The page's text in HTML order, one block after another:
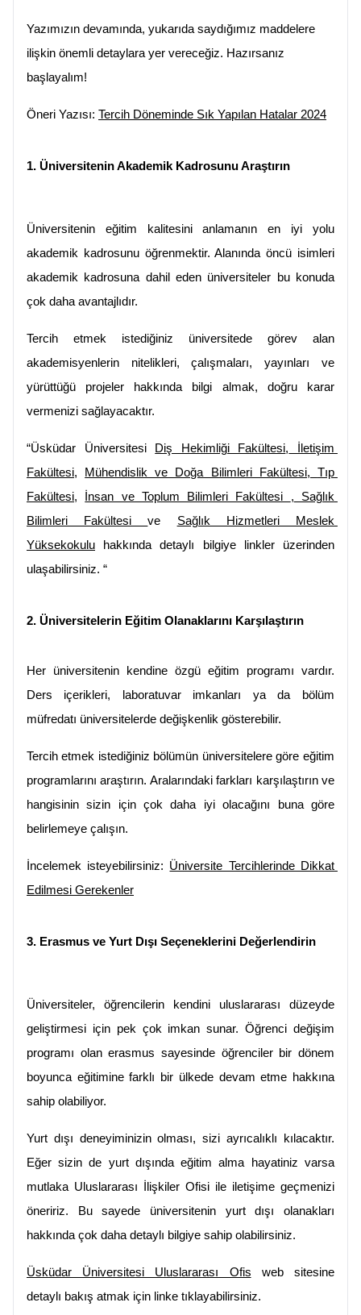
Yazımızın devamında, yukarıda saydığımız maddelere
ilişkin önemli detaylara yer vereceğiz. Hazırsanız
başlayalım!
Öneri Yazısı: Tercih Döneminde Sık Yapılan Hatalar 2024
1. Üniversitenin Akademik Kadrosunu Araştırın
Üniversitenin eğitim kalitesini anlamanın en iyi yolu
akademik kadrosunu öğrenmektir. Alanında öncü isimleri
akademik kadrosuna dahil eden üniversiteler bu konuda
çok daha avantajlıdır.
Tercih etmek istediğiniz üniversitede görev alan
akademisyenlerin nitelikleri, çalışmaları, yayınları ve
yürüttüğü projeler hakkında bilgi almak, doğru karar
vermenizi sağlayacaktır.
“Üsküdar Üniversitesi Diş Hekimliği Fakültesi, İletişim
Fakültesi,
Mühendislik ve Doğa Bilimleri Fakültesi, Tıp
Fakültesi,
İnsan ve Toplum Bilimleri Fakültesi , Sağlık
Bilimleri Fakültesi ve Sağlık Hizmetleri Meslek
Yüksekokulu hakkında detaylı bilgiye linkler üzerinden
ulaşabilirsiniz. “
2. Üniversitelerin Eğitim Olanaklarını Karşılaştırın
Her üniversitenin kendine özgü eğitim programı vardır.
Ders içerikleri, laboratuvar imkanları ya da bölüm
müfredatı üniversitelerde değişkenlik gösterebilir.
Tercih etmek istediğiniz bölümün üniversitelere göre eğitim
programlarını araştırın. Aralarındaki farkları karşılaştırın ve
hangisinin sizin için çok daha iyi olacağını buna göre
belirlemeye çalışın.
İncelemek isteyebilirsiniz: Üniversite Tercihlerinde Dikkat
Edilmesi Gerekenler
3. Erasmus ve Yurt Dışı Seçeneklerini Değerlendirin
Üniversiteler, öğrencilerin kendini uluslararası düzeyde
geliştirmesi için pek çok imkan sunar. Öğrenci değişim
programı olan erasmus sayesinde öğrenciler bir dönem
boyunca eğitimine farklı bir ülkede devam etme hakkına
sahip olabiliyor.
Yurt dışı deneyiminizin olması, sizi ayrıcalıklı kılacaktır.
Eğer sizin de yurt dışında eğitim alma hayatiniz varsa
mutlaka Uluslararası İlişkiler Ofisi ile iletişime geçmenizi
öneririz. Bu sayede üniversitenin yurt dışı olanakları
hakkında çok daha detaylı bilgiye sahip olabilirsiniz.
Üsküdar Üniversitesi Uluslararası Ofis web sitesine
detaylı bakış atmak için linke tıklayabilirsiniz.